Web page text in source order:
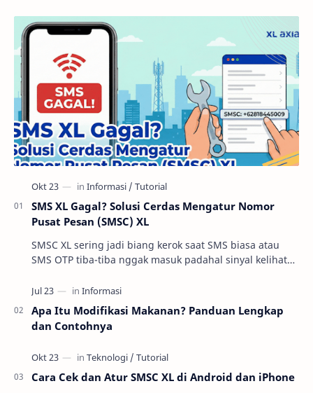
SMS XL Gagal? Solusi Cerdas Mengatur Nomor
Pusat Pesan (SMSC) XL
SMSC XL sering jadi biang kerok saat SMS biasa atau
SMS OTP tiba-tiba nggak masuk padahal sinyal kelihatan
Apa Itu Modifikasi Makanan? Panduan Lengkap
dan Contohnya
Cara Cek dan Atur SMSC XL di Android dan iPhone